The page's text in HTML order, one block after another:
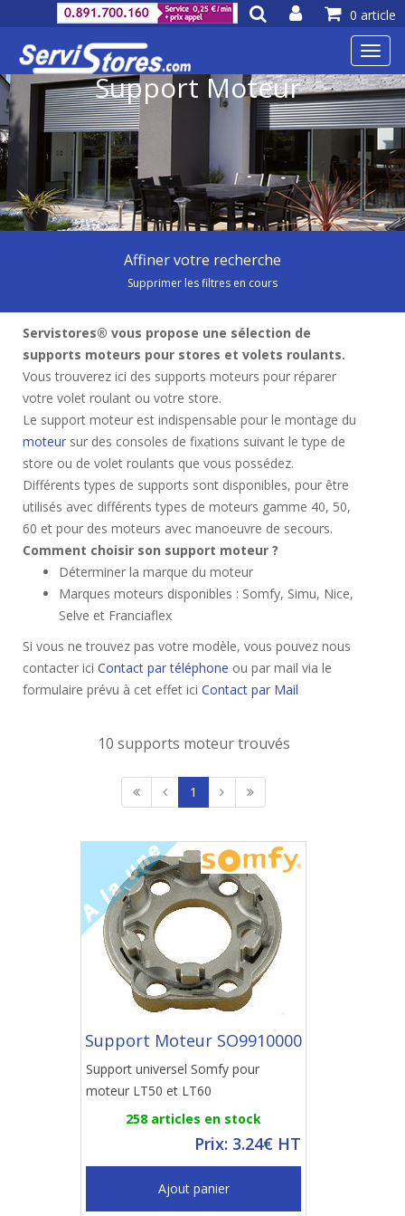
0 article
Support Moteur
Affiner votre recherche
Supprimer les filtres en cours
Servistores® vous propose une sélection de
supports moteurs pour stores et volets roulants.
Vous trouverez ici des supports moteurs pour réparer
votre volet roulant ou votre store.
Le support moteur est indispensable pour le montage du
moteur sur des consoles de fixations suivant le type de
store ou de volet roulants que vous possédez.
Différents types de supports sont disponibles, pour être
utilisés avec différents types de moteurs gamme 40, 50,
60 et pour des moteurs avec manoeuvre de secours.
Comment choisir son support moteur ?
Déterminer la marque du moteur
Marques moteurs disponibles : Somfy, Simu, Nice,
Selve et Franciaflex
Si vous ne trouvez pas votre modèle, vous pouvez nous
contacter ici Contact par téléphone ou par mail via le
formulaire prévu à cet effet ici Contact par Mail
10 supports moteur trouvés
1
Support Moteur SO9910000
Support universel Somfy pour
moteur LT50 et LT60
258 articles en stock
Prix: 3.24€ HT
Ajout panier